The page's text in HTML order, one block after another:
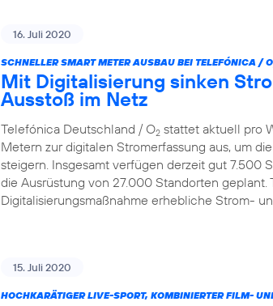
16. Juli 2020
SCHNELLER SMART METER AUSBAU BEI TELEFÓNICA / O
Mit Digitalisierung sinken
Ausstoß im Netz
Telefónica Deutschland / O2 stattet aktuell pro
Metern zur digitalen Stromerfassung aus, um
steigern. Insgesamt verfügen derzeit gut 7.500
die Ausrüstung von 27.000 Standorten
Digitalisierungsmaßnahme erhebliche Strom-
15. Juli 2020
HOCHKARÄTIGER LIVE-SPORT, KOMBINIERTER FILM-